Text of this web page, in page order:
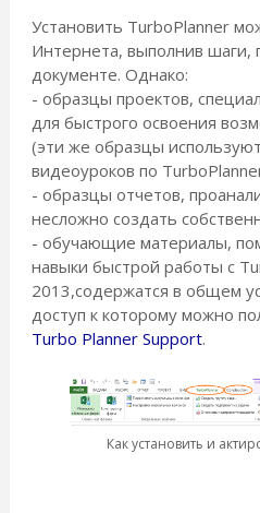
Установить TurboPlanner
Интернета, выполнив шаги,
документе. Однако:
- образцы проектов,
для быстрого освоения
(эти же образцы
видеоуроков по
- образцы отчетов,
несложно создать
- обучающие материалы,
навыки быстрой работы с
2013,содержатся в общем
доступ к которому можно
Turbo Planner Support.
Как установить и